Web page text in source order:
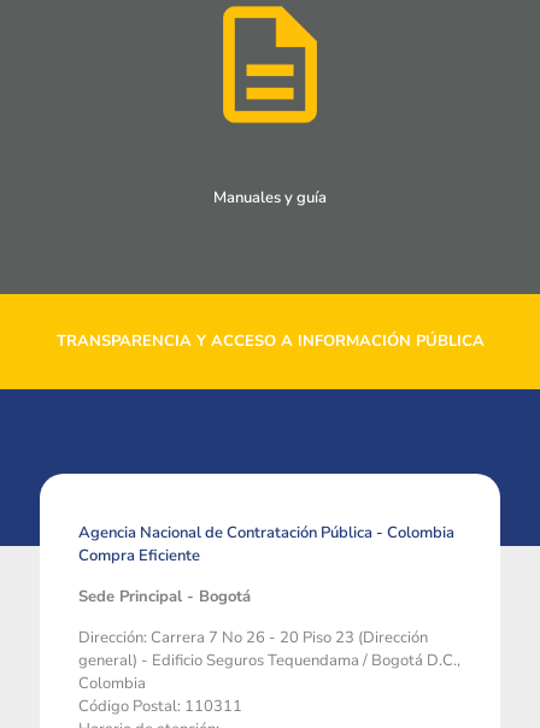
Manuales y guía
TRANSPARENCIA Y ACCESO A INFORMACIÓN PÚBLICA
Agencia Nacional de Contratación Pública - Colombia
Compra Eficiente
Sede Principal - Bogotá
Dirección: Carrera 7 No 26 - 20 Piso 23 (Dirección
general) - Edificio Seguros Tequendama / Bogotá D.C.,
Colombia
Código Postal: 110311